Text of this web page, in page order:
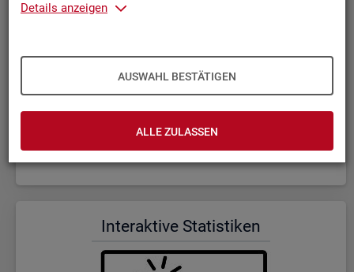
Details anzeigen
AUSWAHL BESTÄTIGEN
ALLE ZULASSEN
In­ter­ak­ti­ve Sta­tis­ti­ken